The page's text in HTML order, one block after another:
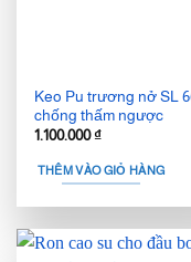
Keo Pu trương nở SL
chống thấm ngược
1.100.000₫
THÊM VÀO GIỎ HÀNG